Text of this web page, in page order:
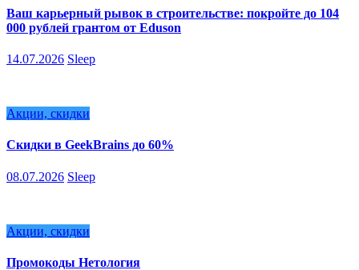
Ваш карьерный рывок в строительстве: покройте до 104
000 рублей грантом от Eduson
14.07.2026 Sleep
Акции, скидки
Скидки в GeekBrains до 60%
08.07.2026 Sleep
Акции, скидки
Промокоды Нетология